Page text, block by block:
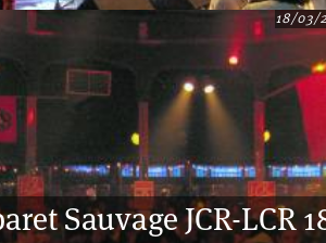
Sauvage JCR-LCR
18/03/